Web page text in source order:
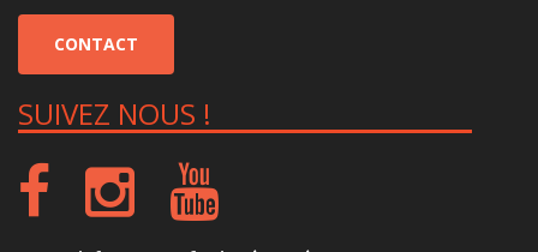
CONTACT
SUIVEZ NOUS !